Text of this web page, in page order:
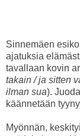
Sinnemäen
ajatuksia
tavallaan kovin
takain / ja sitten
ilman sua).
käännetään
Myönnän,